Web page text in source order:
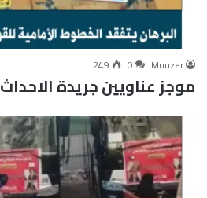
Munzer
0
249
موجز عناويين جريدة الاحداث 28 يوليو 2026